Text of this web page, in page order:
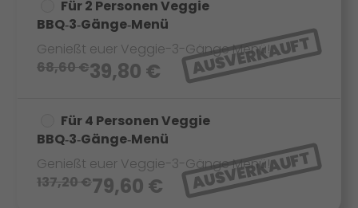
Für 2 Personen Veggie
BBQ‑3‑Gänge‑Menü
Genießt euer Veggie-3-Gänge Menü!
68,60€39,80 € AUSVERKAUFT
Für 4 Personen Veggie
BBQ‑3‑Gänge‑Menü
Genießt euer Veggie-3-Gänge Menü!
137,20€79,60 € AUSVERKAUFT